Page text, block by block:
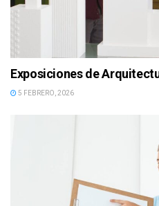
Exposiciones de
5 FEBRERO, 2026